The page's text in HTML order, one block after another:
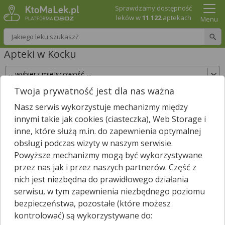
Wpisz nazwę leku
Sprawdzamy dostępność
leków w11 122aptekach Menu
Apteki w Kocku
Sprawdź, które apteki w Kocku posiadają Twój
lek i zarezerwuj go już teraz!
Wpisz nazwę leku
W Kocku są
apteki.
Wybierz typ aptek
Twoja prywatność jest dla nas ważna
Nasz serwis wykorzystuje mechanizmy między
innymi takie jak cookies (ciasteczka), Web Storage i
inne, które służą m.in. do zapewnienia optymalnej
obsługi podczas wizyty w naszym serwisie.
Powyższe mechanizmy mogą być wykorzystywane
przez nas jak i przez naszych partnerów. Część z
nich jest niezbędna do prawidłowego działania
serwisu, w tym zapewnienia niezbędnego poziomu
bezpieczeństwa, pozostałe (które możesz
kontrolować) są wykorzystywane do: